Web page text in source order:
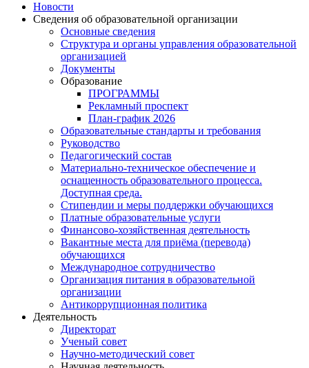
Новости
Сведения об образовательной организации
Основные сведения
Структура и органы управления образовательной
организацией
Документы
Образование
ПРОГРАММЫ
Рекламный проспект
План-график 2026
Образовательные стандарты и требования
Руководство
Педагогический состав
Материально-техническое обеспечение и
оснащенность образовательного процесса.
Доступная среда.
Стипендии и меры поддержки обучающихся
Платные образовательные услуги
Финансово-хозяйственная деятельность
Вакантные места для приёма (перевода)
обучающихся
Международное сотрудничество
Организация питания в образовательной
организации
Антикоррупционная политика
Деятельность
Директорат
Ученый совет
Научно-методический совет